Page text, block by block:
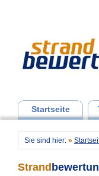
Startseite
Sie sind hier: »
Strand